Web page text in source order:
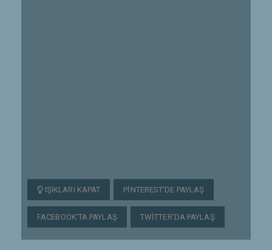
IŞIKLARI KAPAT PINTEREST'DE PAYLAŞ
FACEBOOK'TA PAYLAŞ TWITTER'DA PAYLAŞ